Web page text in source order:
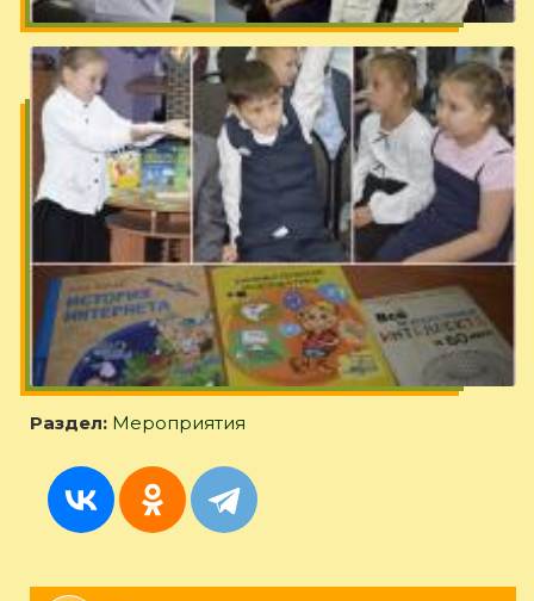
Раздел: Мероприятия